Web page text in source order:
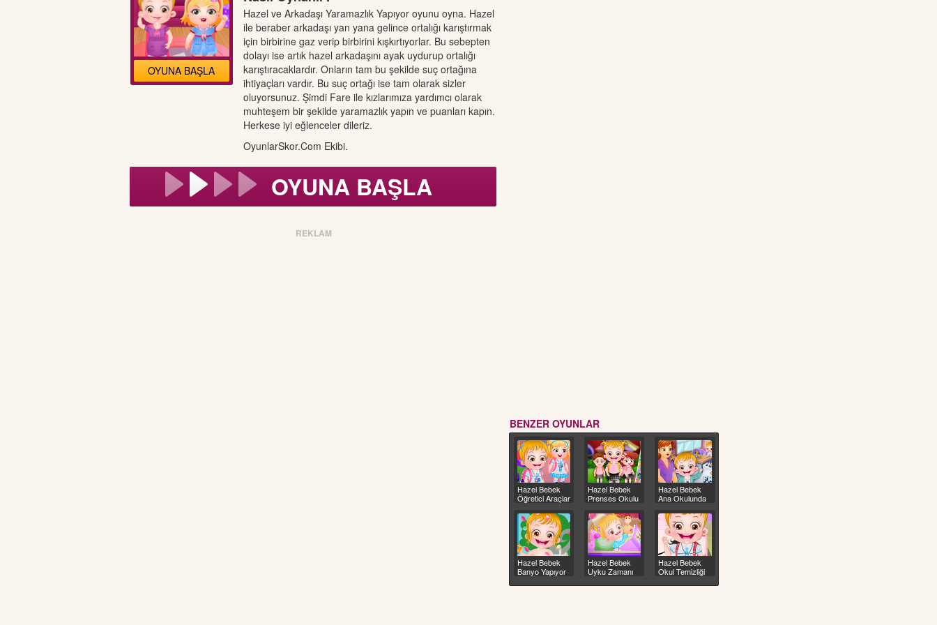
OYUNA BAŞLA
Hazel ve Arkadaşı Yaramazlık Yapıyor oyunu oyna. Hazel
ile beraber arkadaşı yan yana gelince ortalığı karıştırmak
için birbirine gaz verip birbirini kışkırtıyorlar. Bu sebepten
dolayı ise artık hazel arkadaşını ayak uydurup ortalığı
karıştıracaklardır. Onların tam bu şekilde suç ortağına
ihtiyaçları vardır. Bu suç ortağı ise tam olarak sizler
oluyorsunuz. Şimdi Fare ile kızlarımıza yardımcı olarak
muhteşem bir şekilde yaramazlık yapın ve puanları kapın.
Herkese iyi eğlenceler dileriz.
OyunlarSkor.Com Ekibi.
OYUNA BAŞLA
REKLAM
BENZER OYUNLAR
Hazel Bebek
Öğretici Araçlar
Hazel Bebek
Prenses Okulu
Hazel Bebek
Ana Okulunda
Hazel Bebek
Banyo Yapıyor
Hazel Bebek
Uyku Zamanı
Hazel Bebek
Okul Temizliği